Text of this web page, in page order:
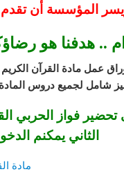
ويسر المؤسسة أن
.. هدفنا هو
مادة القرآن الكريم
شامل لجميع دروس
فواز الحربي
الثاني يمكنم
مادة